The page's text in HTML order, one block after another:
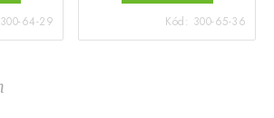
300-64-29 Kód: 300-65-36